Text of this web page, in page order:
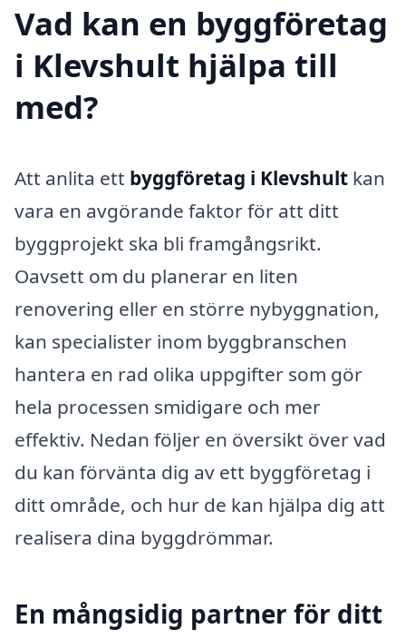
Vad kan en byggföretag
i Klevshult hjälpa till
med?
Att anlita ett byggföretag i Klevshult kan
vara en avgörande faktor för att ditt
byggprojekt ska bli framgångsrikt.
Oavsett om du planerar en liten
renovering eller en större nybyggnation,
kan specialister inom byggbranschen
hantera en rad olika uppgifter som gör
hela processen smidigare och mer
effektiv. Nedan följer en översikt över vad
du kan förvänta dig av ett byggföretag i
ditt område, och hur de kan hjälpa dig att
realisera dina byggdrömmar.
En mångsidig partner för ditt